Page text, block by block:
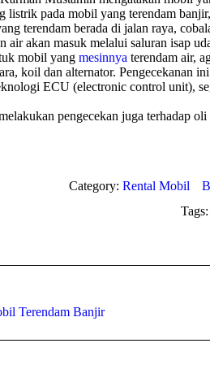
pada mobil yang terendam
terendam berada di jalan raya,
air akan masuk melalui saluran isap
mobil yang mesinnya terendam air,
koil dan alternator. Pengecekanan
ECU (electronic control unit),
pengecekan juga terhadap
Category: Rental Mobil
Tags:
Terendam Banjir